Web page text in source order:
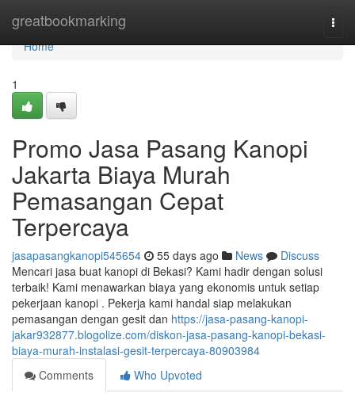
greatbookmarking
Home
Home
1
Promo Jasa Pasang Kanopi
Jakarta Biaya Murah
Pemasangan Cepat
Terpercaya
jasapasangkanopi545654 55 days ago News
Discuss
Mencari jasa buat kanopi di Bekasi? Kami hadir dengan solusi
terbaik! Kami menawarkan biaya yang ekonomis untuk setiap
pekerjaan kanopi . Pekerja kami handal siap melakukan
pemasangan dengan gesit dan https://jasa-pasang-kanopi-
jakar932877.blogolize.com/diskon-jasa-pasang-kanopi-bekasi-
biaya-murah-instalasi-gesit-terpercaya-80903984
Comments
Who Upvoted